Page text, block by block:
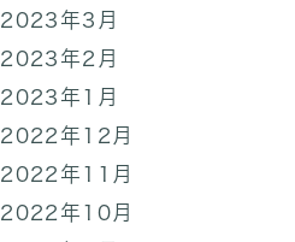
2023年3月
2023年2月
2023年1月
2022年12月
2022年11月
2022年10月